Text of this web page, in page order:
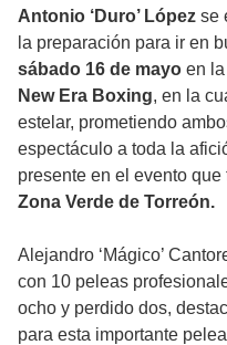
Antonio ‘Duro’ López se
la preparación para ir en
sábado 16 de mayo en
New Era Boxing, en la
estelar, prometiendo
espectáculo a toda la
presente en el evento que
Zona Verde de Torreón.
Alejandro ‘Mágico’
con 10 peleas
ocho y perdido dos,
para esta importante